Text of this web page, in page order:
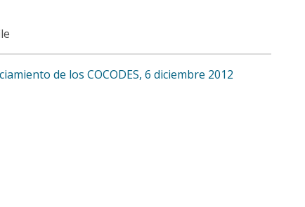
de los COCODES, 6 diciembre 2012